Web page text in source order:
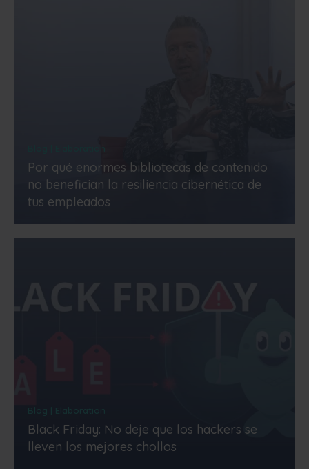
Por qué enormes bibliotecas de contenido
no benefician la resiliencia cibernética de
tus empleados
Blog | Elaboration
Black Friday: No deje que los hackers se
lleven los mejores chollos